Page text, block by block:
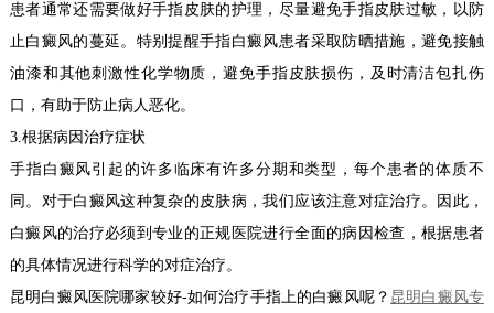
患者通常还需要做好手指皮肤的护理，尽量避免手指皮肤过敏，以防
止白癜风的蔓延。特别提醒手指白癜风患者采取防晒措施，避免接触
油漆和其他刺激性化学物质，避免手指皮肤损伤，及时清洁包扎伤
口，有助于防止病人恶化。
3.根据病因治疗症状
手指白癜风引起的许多临床有许多分期和类型，每个患者的体质不
同。对于白癜风这种复杂的皮肤病，我们应该注意对症治疗。因此，
白癜风的治疗必须到专业的正规医院进行全面的病因检查，根据患者
的具体情况进行科学的对症治疗。
昆明白癜风医院哪家较好-如何治疗手指上的白癜风呢？ 昆明白癜风专